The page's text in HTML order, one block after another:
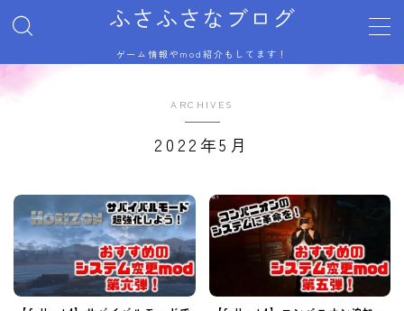
ふさふさなブログ
ゲーム情報やmod紹介もしてます！
MENU
サイトマップ
プライバシーポリシー
利用規約／特定商取引法に基づく表記
自己紹介
記事一覧
運営者情報
ARCHIVES
2022年5月